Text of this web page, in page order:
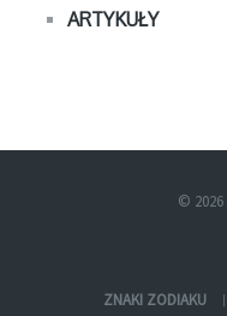
ARTYKUŁY
© 2026
ZNAKI ZODIAKU